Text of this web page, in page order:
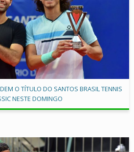
O TÍTULO DO SANTOS BRASIL TENNIS
NESTE DOMINGO